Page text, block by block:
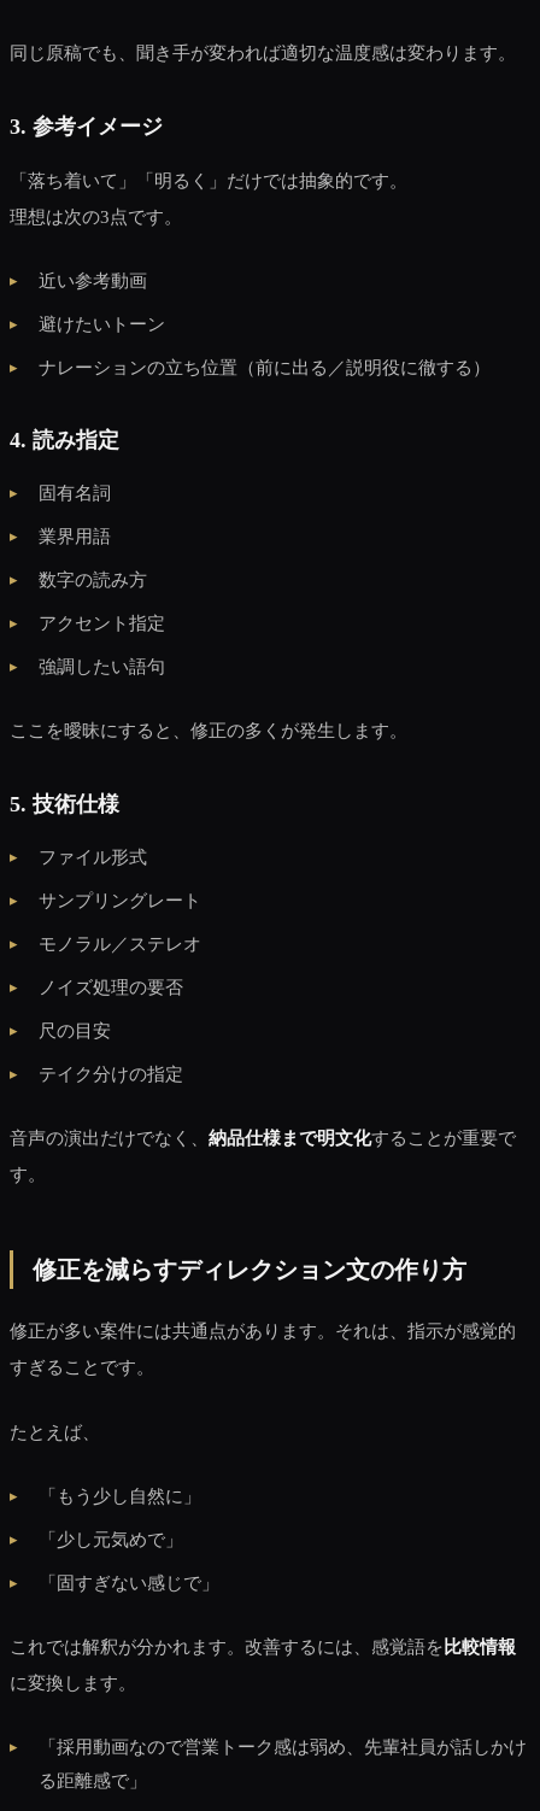
同じ原稿でも、聞き手が変われば適切な温度感は変わります。
3. 参考イメージ
「落ち着いて」「明るく」だけでは抽象的です。
理想は次の3点です。
近い参考動画
避けたいトーン
ナレーションの立ち位置（前に出る／説明役に徹する）
4. 読み指定
固有名詞
業界用語
数字の読み方
アクセント指定
強調したい語句
ここを曖昧にすると、修正の多くが発生します。
5. 技術仕様
ファイル形式
サンプリングレート
モノラル／ステレオ
ノイズ処理の要否
尺の目安
テイク分けの指定
音声の演出だけでなく、 納品仕様まで明文化することが重要で
す。
修正を減らすディレクション文の作り方
修正が多い案件には共通点があります。それは、指示が感覚的
すぎることです。
たとえば、
「もう少し自然に」
「少し元気めで」
「固すぎない感じで」
これでは解釈が分かれます。改善するには、感覚語を 比較情報
に変換します。
「採用動画なので営業トーク感は弱め、先輩社員が話しかけ
る距離感で」